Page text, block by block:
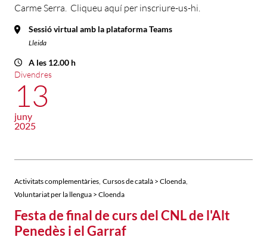
Carme Serra. Cliqueu aquí per inscriure-us-hi.
Sessió virtual amb la plataforma Teams
Lleida
A les 12.00 h
Divendres
13
juny
2025
Activitats complementàries Cursos de català > Cloenda
Voluntariat per la llengua > Cloenda
Festa de final de curs del CNL de l'Alt
Penedès i el Garraf